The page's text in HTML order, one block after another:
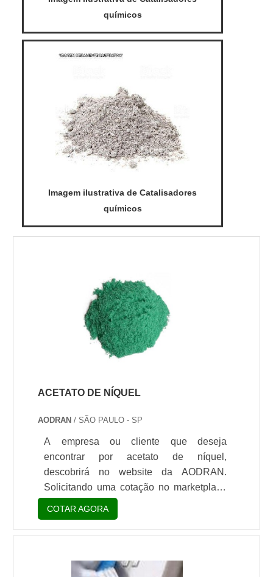
químicos
Imagem ilustrativa de Catalisadores
químicos
ACETATO DE NÍQUEL
AODRAN / SÃO PAULO - SP
A empresa ou cliente que deseja
encontrar por acetato de níquel,
descobrirá no website da AODRAN.
Solicitando uma cotação no marketplace
Soluções Industriais e descobrindo a
melhor referência do mercado.É
importante lembrar que o produto deve
especializadas no segmento. Esse tipo de
COTAR AGORA